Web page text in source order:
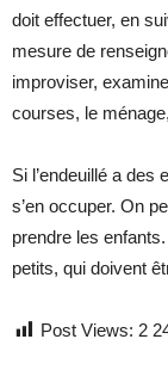
doit effectuer, en
mesure de
improviser,
courses, le
Si l’endeuillé a des
s’en occuper. On
prendre les
petits, qui doivent
Post Views: 2